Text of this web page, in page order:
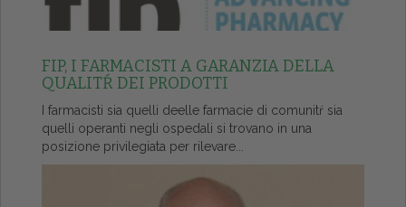
FIP, I FARMACISTI A GARANZIA DELLA
QUALITŔ DEI PRODOTTI
I farmacisti sia quelli deelle farmacie di comunitŕ sia
quelli operanti negli ospedali si trovano in una
posizione privilegiata per rilevare...